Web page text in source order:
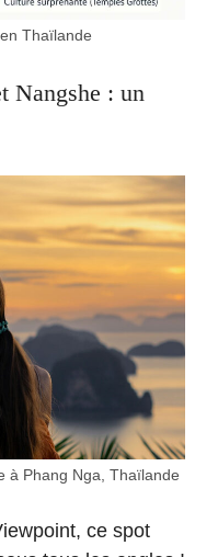
Thaïlande
Nangshe : un
à Phang Nga, Thaïlande
ce spot